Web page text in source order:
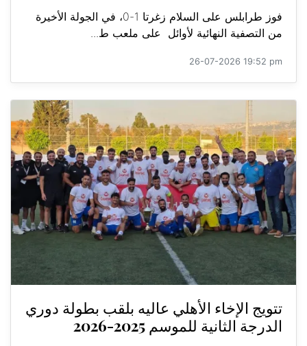
فوز طرابلس على السلام زغرتا 1-0، في الجولة الأخيرة
من التصفية النهائية لأوائل على ملعب ط...
26-07-2026 19:52 pm
تتويج الإخاء الأهلي عاليه بلقب بطولة دوري
الدرجة الثانية للموسم 2025-2026